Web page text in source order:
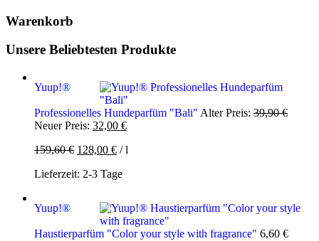
Warenkorb
Unsere Beliebtesten Produkte
Yuup!®
Professionelles Hundeparfüm "Bali" Alter Preis: 39,90€
Neuer Preis: 32,00 €Aktueller
ist:
159,60€ 128,00 € /l
Lieferzeit: 2-3 Tage
Yuup!®
Haustierparfüm "Color your style with fragrance" 6,60 €